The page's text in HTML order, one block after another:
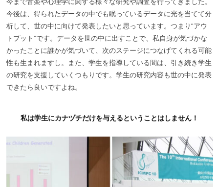
今まで音楽や心理学に関する様々な研究や調査を行ってきました。
今後は、得られたデータの中でも眠っているデータに光を当てて分
析して、世の中に向けて発表したいと思っています。つまり“アウ
トプット”です。データを世の中に出すことで、私自身が気づかな
かったことに誰かが気づいて、次のステージにつなげてくれる可能
性も生まれますし。また、学生を指導している間は、引き続き学生
の研究を支援していくつもりです。学生の研究内容も世の中に発表
できたら良いですよね。
私は学生にカナヅチだけを与えるということはしません！